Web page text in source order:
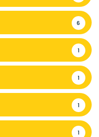
6
1
1
1
1